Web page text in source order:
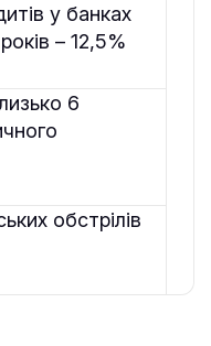
у банках
– 12,5%
6
обстрілів